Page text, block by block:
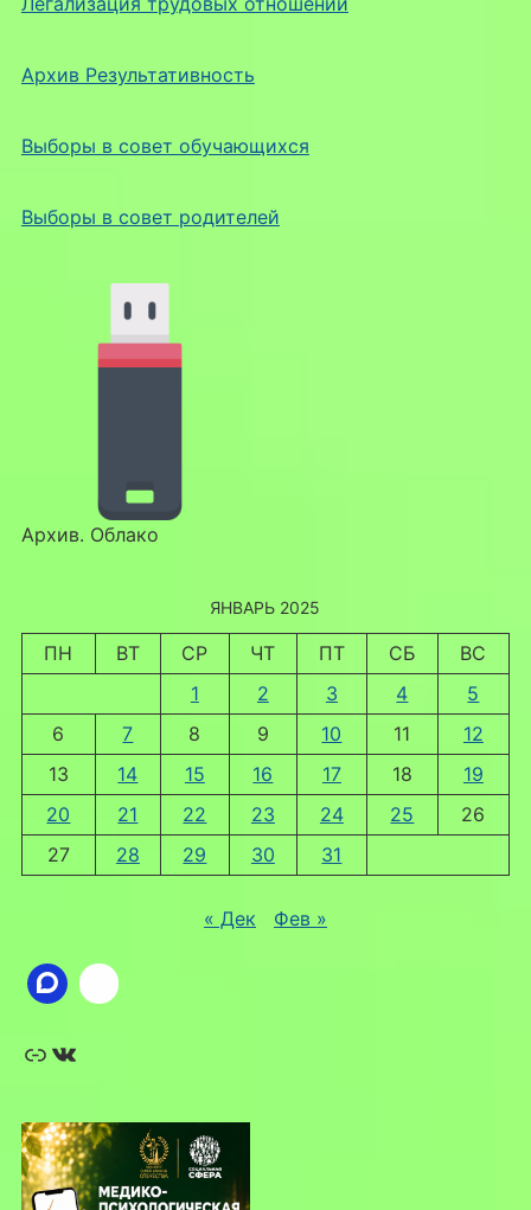
Архив Результативность
Выборы в совет обучающихся
Выборы в совет родителей
Архив. Облако
ЯНВАРЬ 2025
ПН ВТ СР ЧТ ПТ СБ
ВС
1
2 3 4
5
6
7 8 9 10 11
12
13
14 15 16 17 18
19
20
21 22 23 24 25
26
27
28 29 30 31
« Дек Фев »
Ссылка